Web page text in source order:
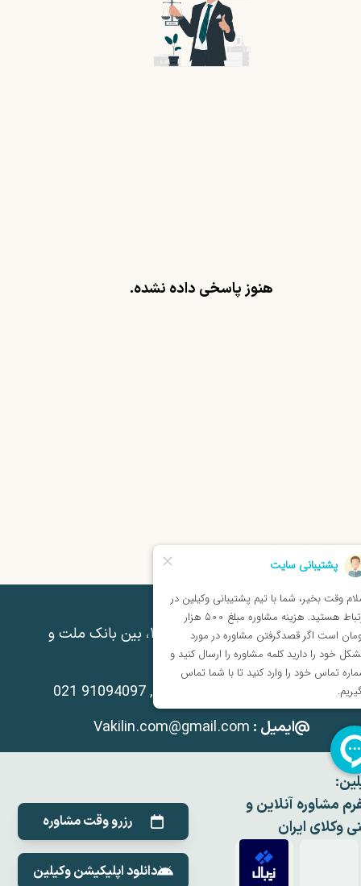
هنوز پاسخی داده نشده.
:
شیراز، فلکه گاز، نبش کوچه ۱۳، بین بانک ملت و
ساختمان ۵۶۲، طبقه همکف
021 91094097 , 071 91094097
ایمیل : Vakilin.com@gmail.com
مشاوره آنلاین و
وکلای ایران
رزرو وقت مشاوره
دانلود اپلیکیشن وکیلین